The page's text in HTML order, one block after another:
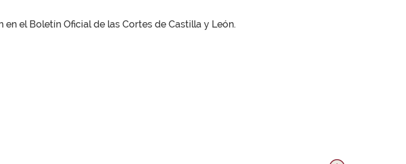
el Boletín Oficial de las Cortes de Castilla y León.